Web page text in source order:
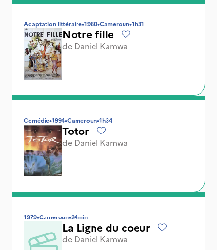
Adaptation littéraire•1980•Cameroun•1h31
Notre fille
de Daniel Kamwa
Comédie•1994•Cameroun•1h34
Totor
de Daniel Kamwa
1979•Cameroun•24min
La Ligne du coeur
de Daniel Kamwa